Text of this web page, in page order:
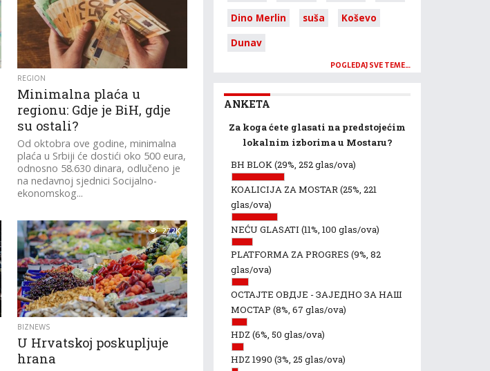
REGION
Minimalna plaća u
regionu: Gdje je BiH, gdje
su ostali?
Od oktobra ove godine, minimalna
plaća u Srbiji će dostići oko 500 eura,
odnosno 58.630 dinara, odlučeno je
na nedavnoj sjednici Socijalno-
ekonomskog...
27.2K
BIZNEWS
U Hrvatskoj poskupljuje
hrana
Dino Merlin
suša
Koševo
Dunav
POGLEDAJ SVE TEME…
ANKETA
Za koga ćete glasati na predstojećim
lokalnim izborima u Mostaru?
BH BLOK(29%, 252 glas/ova)
KOALICIJA ZA MOSTAR(25%, 221
glas/ova)
NEĆU GLASATI (11%, 100 glas/ova)
PLATFORMA ZA PROGRES (9%, 82
glas/ova)
ОСТАЈТЕ ОВДЈЕ - ЗАЈЕДНО ЗА НАШ
МОСТАР (8%, 67 glas/ova)
HDZ (6%, 50 glas/ova)
HDZ 1990 (3%, 25 glas/ova)